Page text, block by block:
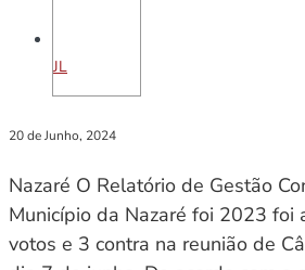
JL
20 de Junho, 2024
Nazaré O Relatório de Gestão
Município da Nazaré foi 2023 foi
votos e 3 contra na reunião de